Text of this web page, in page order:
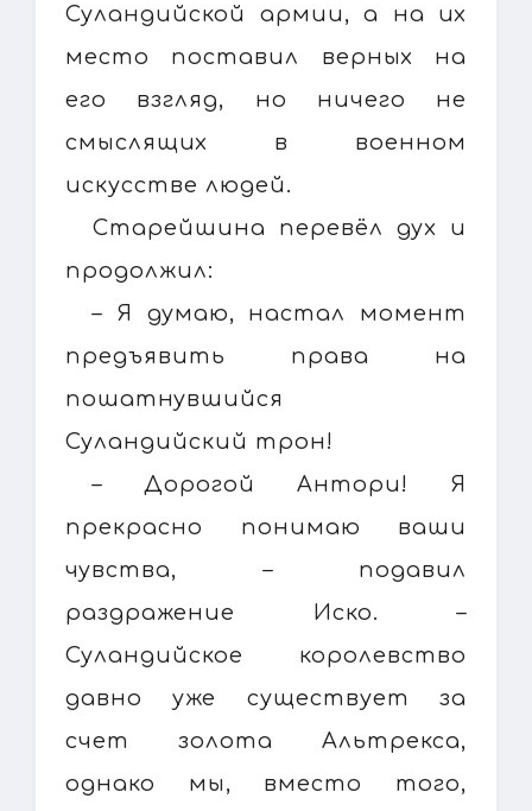
Суландийской армии, а на их
место поставил верных на
его взгляд, но ничего не
смыслящих в военном
искусстве людей.
Старейшина перевёл дух и
продолжил:
– Я думаю, настал момент
предъявить права на
пошатнувшийся
Суландийский трон!
– Дорогой Антори! Я
прекрасно понимаю ваши
чувства, – подавил
раздражение Иско. –
Суландийское королевство
давно уже существует за
счет золота Альтрекса,
однако мы, вместо того,